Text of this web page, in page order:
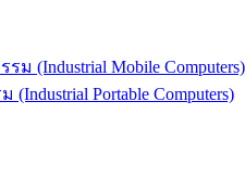
(Industrial Mobile Computers)
Portable Computers)